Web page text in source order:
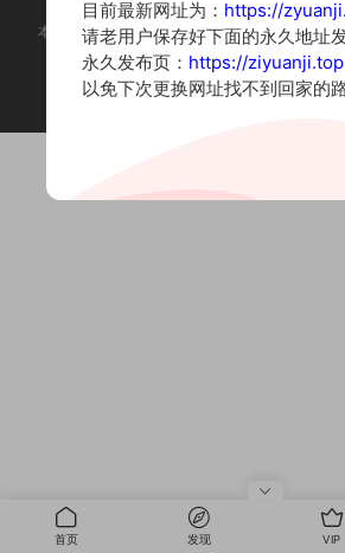
本站为摄影写真图片网站，内容来自网络收集整
如有违法内容请联系删除
Copyright © 2022 资源集
首页 发现 VIP
目前最新网址为： https://
请老用户保存好下面的永久地址
永久发布页： https://ziyuanji.top
以免下次更换网址找不到回家的